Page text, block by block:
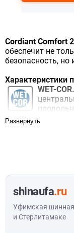
Cordiant Comfort 2
обеспечит не
безопасность,
Характеристики
WET-COR.
DRY-COR.
Смена
shinaufa.ru
Уфимская
и Стерлитамаке